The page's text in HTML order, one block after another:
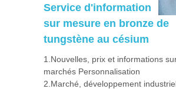
Service d'information
sur mesure en bronze de
tungstène au césium
1.Nouvelles, prix et informations
marchés Personnalisation
2.Marché, développement